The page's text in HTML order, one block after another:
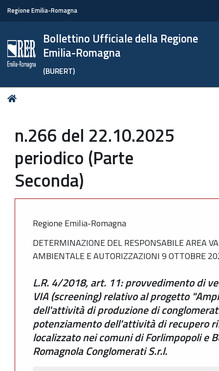
Regione Emilia-Romagna
Bollettino Ufficiale della Regione
Emilia-Romagna
(BURERT)
Tu
n.266 del 22.10.2025
periodico (Parte
Seconda)
Regione Emilia-Romagna
DETERMINAZIONE DEL RESPONSABILE AREA
AMBIENTALE E AUTORIZZAZIONI 9 OTTOBRE
L.R. 4/2018, art. 11: provvedimento di
VIA (screening) relativo al progetto
dell'attività di produzione di
potenziamento dell'attività di recupero
localizzato nei comuni di Forlimpopoli e
Romagnola Conglomerati S.r.l.